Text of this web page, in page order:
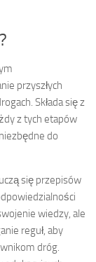
przyszłych
Składa się z
z tych etapów
do
się przepisów
wiedzy, ale
reguł, aby
dróg.